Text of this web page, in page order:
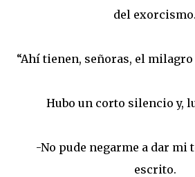
del exorcismo.
“Ahí tienen, señoras, el
Hubo un corto silencio y,
-No pude negarme a dar
escrito.